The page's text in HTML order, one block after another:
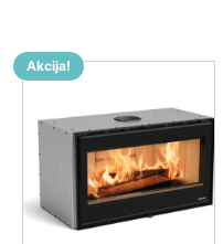
Akcija!